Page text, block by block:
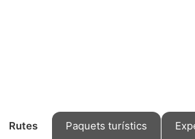
Rutes Paquets turístics